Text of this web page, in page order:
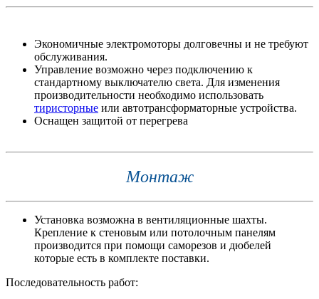
Экономичные электромоторы долговечны и не требуют
обслуживания.
Управление возможно через подключению к
стандартному выключателю света. Для изменения
производительности необходимо использовать
тиристорные или автотрансформаторные устройства.
Оснащен защитой от перегрева
Монтаж
Установка возможна в вентиляционные шахты.
Крепление к стеновым или потолочным панелям
производится при помощи саморезов и дюбелей
которые есть в комплекте поставки.
Последовательность работ: